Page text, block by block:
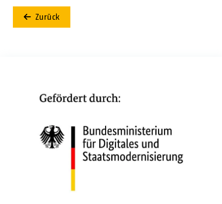
Zurück